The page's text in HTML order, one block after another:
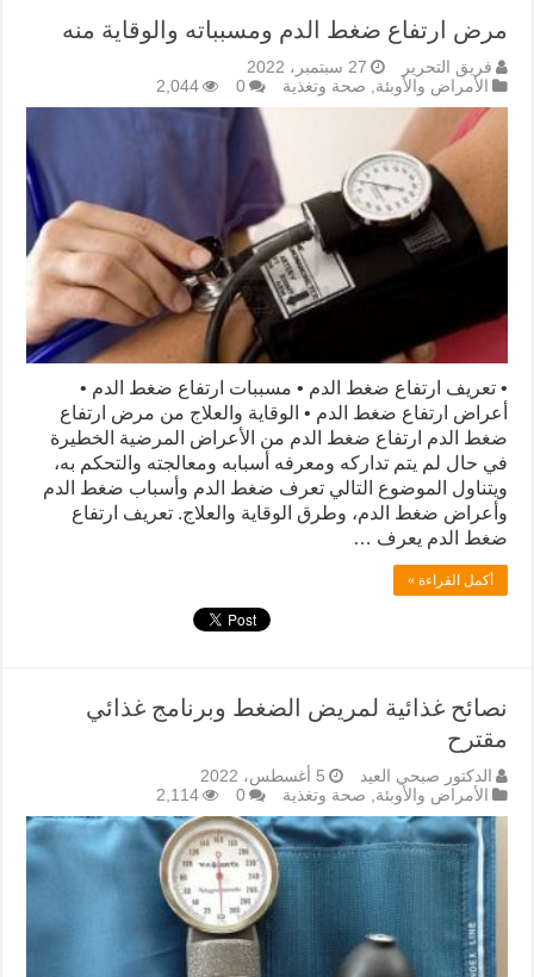
مرض ارتفاع ضغط الدم ومسبباته والوقاية منه
فريق التحرير
27 سبتمبر، 2022
الأمراض والأوبئة, صحة وتغذية 0
2,044
• تعريف ارتفاع ضغط الدم • مسببات ارتفاع ضغط الدم •
أعراض ارتفاع ضغط الدم • الوقاية والعلاج من مرض ارتفاع
ضغط الدم ارتفاع ضغط الدم من الأعراض المرضية الخطيرة
في حال لم يتم تداركه ومعرفه أسبابه ومعالجته والتحكم به،
ويتناول الموضوع التالي تعرف ضغط الدم وأسباب ضغط الدم
وأعراض ضغط الدم، وطرق الوقاية والعلاج. تعريف ارتفاع
ضغط الدم يعرف …
أكمل القراءة »
نصائح غذائية لمريض الضغط وبرنامج غذائي
مقترح
الدكتور صبحي العيد
5 أغسطس، 2022
الأمراض والأوبئة
صحة وتغذية 0
2,114